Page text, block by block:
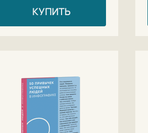
КУПИТЬ